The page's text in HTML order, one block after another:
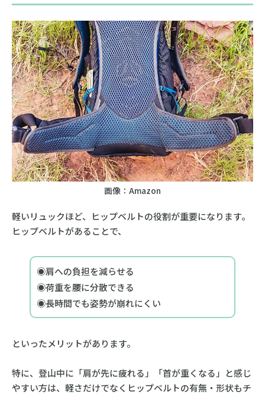
画像：Amazon
軽いリュックほど、ヒップベルトの役割が重要になります。
ヒップベルトがあることで、
◉肩への負担を減らせる
◉荷重を腰に分散できる
◉長時間でも姿勢が崩れにくい
といったメリットがあります。
特に、登山中に「肩が先に疲れる」「首が重くなる」と感じ
やすい方は、軽さだけでなくヒップベルトの有無・形状もチ